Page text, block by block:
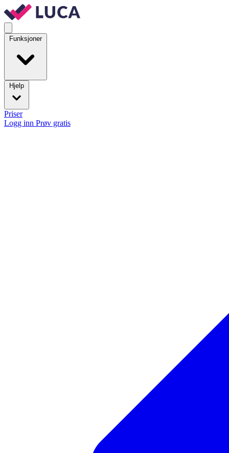
Funksjoner
Hjelp
Priser
Logg inn Prøv gratis